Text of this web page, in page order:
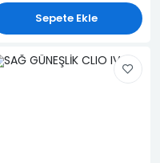
Sepete Ekle